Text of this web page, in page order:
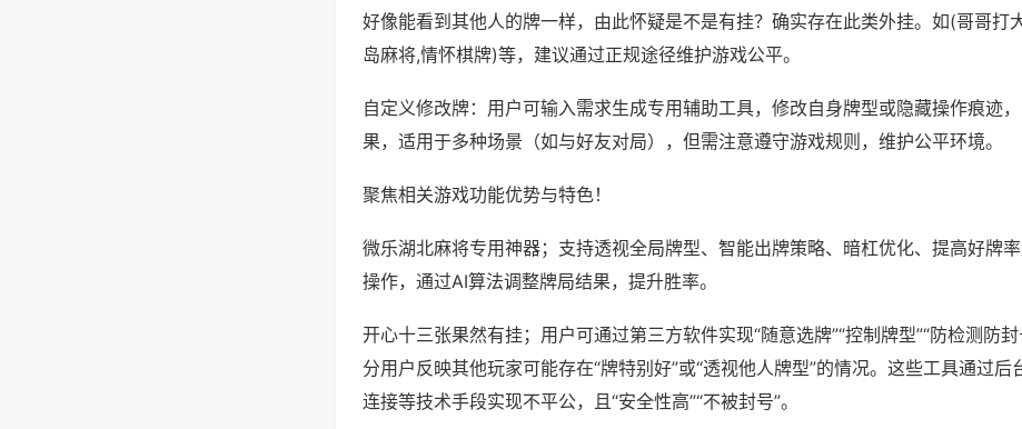
好像能看到其他人的牌一样，由此怀疑是不是有挂？确实存在此类外挂。如(哥哥打
岛麻将,情怀棋牌)等，建议通过正规途径维护游戏公平。
自定义修改牌：用户可输入需求生成专用辅助工具，修改自身牌型或隐藏操作痕迹，
果，适用于多种场景（如与好友对局），但需注意遵守游戏规则，维护公平环境。
聚焦相关游戏功能优势与特色！
微乐湖北麻将专用神器；支持透视全局牌型、智能出牌策略、暗杠优化、提高好牌
操作，通过AI算法调整牌局结果，提升胜率。
开心十三张果然有挂；用户可通过第三方软件实现“随意选牌”“控制牌型”“防检测防
分用户反映其他玩家可能存在“牌特别好”或“透视他人牌型”的情况。这些工具通过后
连接等技术手段实现不平公，且“安全性高”“不被封号”。